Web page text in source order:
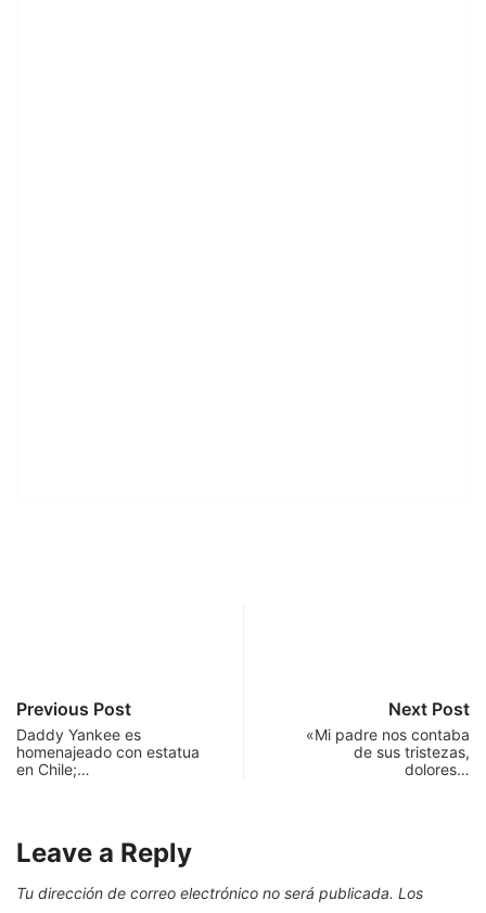
Previous Post
Daddy Yankee es
homenajeado con estatua
en Chile;…
Next Post
«Mi padre nos contaba
de sus tristezas,
dolores…
Leave a Reply
Tu dirección de correo electrónico no será publicada. Los